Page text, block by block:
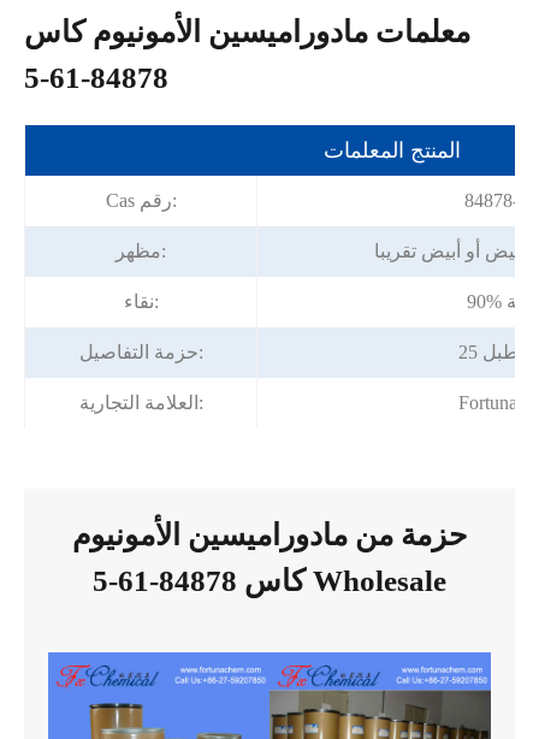
معلمات مادوراميسين الأمونيوم كاس
84878-61-5
المنتج المعلمات
Cas رقم: 84878-
مظهر: أو أبيض تقريبا
نقاء: دقيقة
حزمة التفاصيل: طبل
العلامة التجارية:
حزمة من مادوراميسين الأمونيوم
كاس 84878-61-5 Wholesale